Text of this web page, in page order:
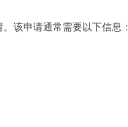
该申请通常需要以下信息：